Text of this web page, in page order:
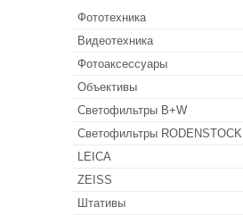
Фототехника
Видеотехника
Фотоаксессуары
Объективы
Светофильтры B+W
Светофильтры RODENSTOCK
LEICA
ZEISS
Штативы